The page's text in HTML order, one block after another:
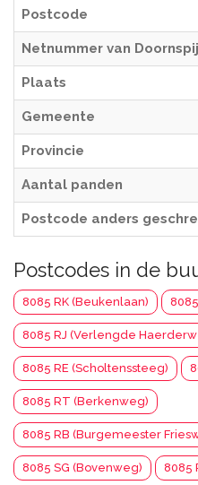
Postcode
Netnummer van
Plaats
Gemeente
Provincie
Aantal panden
Postcode anders
Postcodes in de
8085 RK (Beukenlaan)
8085 RJ (Verlengde
8085 RE (Scholtenssteeg)
8085 RT (Berkenweg)
8085 RB (Burgemeester
8085 SG (Bovenweg) 8085